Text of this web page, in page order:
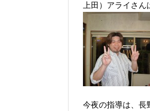
上田）アライさ
今夜の指導は、長